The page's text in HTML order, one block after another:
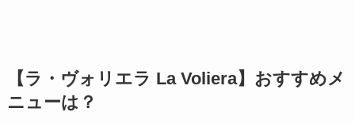
【ラ・ヴォリエラ La Voliera】おすすめメ
ニューは？